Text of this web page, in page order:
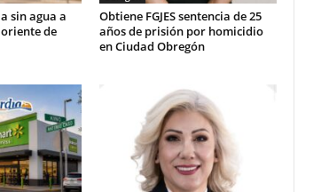
sin agua a
de
Obtiene FGJES sentencia de 25
años de prisión por homicidio
en Ciudad Obregón